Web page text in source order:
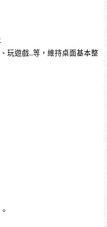
玩遊戲..等，維持桌面基本整